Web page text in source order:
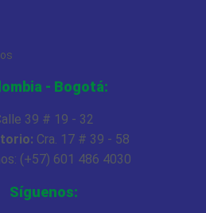
- Bogotá:
39 # 19 - 32
Cra. 17 # 39 - 58
(+57) 601 486 4030
Síguenos: